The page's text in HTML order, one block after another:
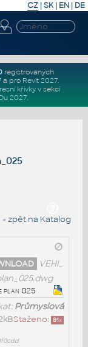
CZ | SK| EN | DE
registrovaných
a pro Revit 2027.
křivkyv sekci
2027.
« zpět na Katalog
VEHI_
plan 025
Průmyslová
Staženo: 81x